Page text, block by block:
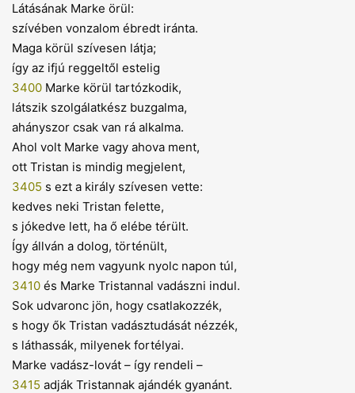
Látásának Marke örül:
szívében vonzalom ébredt iránta.
Maga körül szívesen látja;
így az ifjú reggeltől estelig
3400 Marke körül tartózkodik,
látszik szolgálatkész buzgalma,
ahányszor csak van rá alkalma.
Ahol volt Marke vagy ahova ment,
ott Tristan is mindig megjelent,
3405 s ezt a király szívesen vette:
kedves neki Tristan felette,
s jókedve lett, ha ő elébe térült.
Így állván a dolog, történült,
hogy még nem vagyunk nyolc napon túl,
3410 és Marke Tristannal vadászni indul.
Sok udvaronc jön, hogy csatlakozzék,
s hogy ők Tristan vadásztudását nézzék,
s láthassák, milyenek fortélyai.
Marke vadász-lovát – így rendeli –
3415 adják Tristannak ajándék gyanánt.